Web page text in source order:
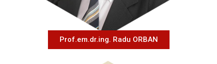
Prof.em.dr.ing. Radu ORBAN